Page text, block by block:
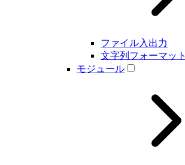
ファイル入出力
文字列フォーマット
モジュール